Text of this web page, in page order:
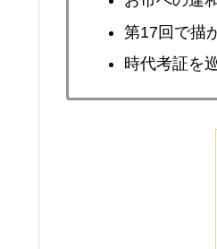
第17回で描
時代考証を